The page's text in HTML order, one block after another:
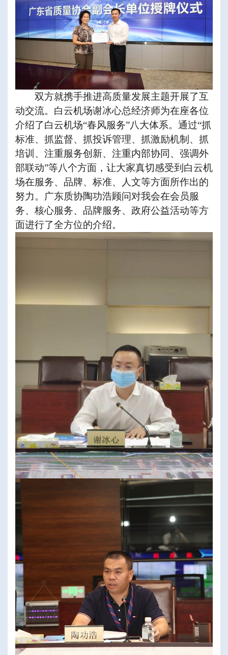
双方就携手推进高质量发展主题开展了互
动交流。白云机场谢冰心总经济师为在座各位
介绍了白云机场“春风服务”八大体系。通过“抓
标准、抓监督、抓投诉管理、抓激励机制、抓
培训、注重服务创新、注重内部协同、强调外
部联动”等八个方面，让大家真切感受到白云机
场在服务、品牌、标准、人文等方面所作出的
努力。广东质协陶功浩顾问对我会在会员服
务、核心服务、品牌服务、政府公益活动等方
面进行了全方位的介绍。